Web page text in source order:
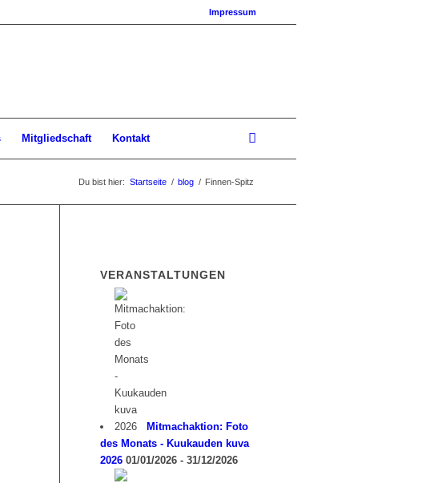
Impressum
Mitgliedschaft Kontakt
Du bist hier: Startseite / blog / Finnen-Spitz
VERANSTALTUNGEN
Mitmachaktion: Foto
des Monats - Kuukauden kuva
2026 01/01/2026 - 31/12/2026